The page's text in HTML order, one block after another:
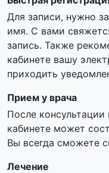
Для записи, нужно
имя. С вами
запись. Также
кабинете вашу
приходить
Прием у врача
После
кабинете может
Вы всегда сможете
Лечение